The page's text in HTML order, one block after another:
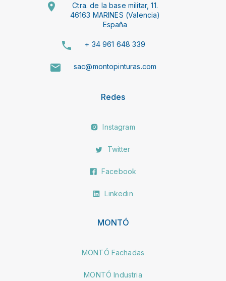
Ctra. de la base militar, 11.
46163 MARINES (Valencia)
España
+ 34 961 648 339
sac@montopinturas.com
Redes
Instagram
Twitter
Facebook
Linkedin
MONTÓ
MONTÓ Fachadas
MONTÓ Industria